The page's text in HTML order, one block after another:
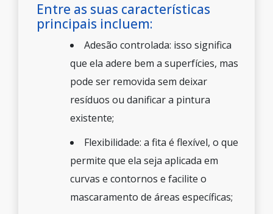
Entre as suas características
principais incluem:
Adesão controlada: isso significa
que ela adere bem a superfícies, mas
pode ser removida sem deixar
resíduos ou danificar a pintura
existente;
Flexibilidade: a fita é flexível, o que
permite que ela seja aplicada em
curvas e contornos e facilite o
mascaramento de áreas específicas;